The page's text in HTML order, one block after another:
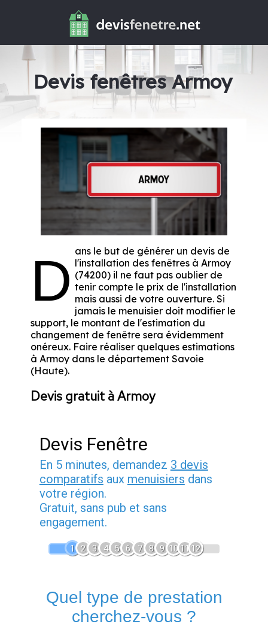
Devis fenêtres Armoy
D ans le but de générer un devis de
l'installation des fenêtres à Armoy
(74200) il ne faut pas oublier de
tenir compte le prix de l'installation
mais aussi de votre ouverture. Si
jamais le menuisier doit modifier le
support, le montant de l'estimation du
changement de fenêtre sera évidemment
onéreux. Faire réaliser quelques estimations
à Armoy dans le département Savoie
(Haute).
Devis gratuit à Armoy
Devis Fenêtre
En 5 minutes, demandez 3 devis
comparatifs aux menuisiers dans
votre région.
Gratuit, sans pub et sans
engagement.
1 2 3 4 5 6 7 8 9 1011 12
Quel type de prestation
cherchez-vous ?